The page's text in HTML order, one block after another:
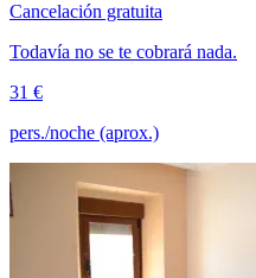
Cancelación gratuita
Todavía no se te cobrará nada.
31 €
pers./noche (aprox.)